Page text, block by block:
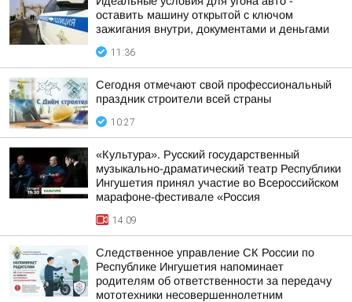
оставить машину открытой с ключом
зажигания внутри, документами и деньгами
11:36
Сегодня отмечают свой профессиональный
праздник строители всей страны
10:27
«Культура». Русский государственный
музыкально-драматический театр Республики
Ингушетия принял участие во Всероссийском
марафоне-фестивале «Россия
14:09
Следственное управление СК России по
Республике Ингушетия напоминает
родителям об ответственности за передачу
мототехники несовершеннолетним